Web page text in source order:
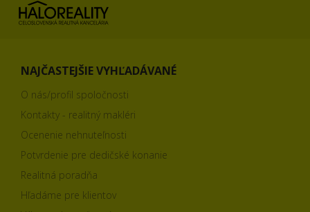
NAJČASTEJŠIE VYHĽADÁVANÉ
O nás/profil spoločnosti
Kontakty - realitný makléri
Ocenenie nehnuteľnosti
Potvrdenie pre dedičské konanie
Realitná poradňa
Hľadáme pre klientov